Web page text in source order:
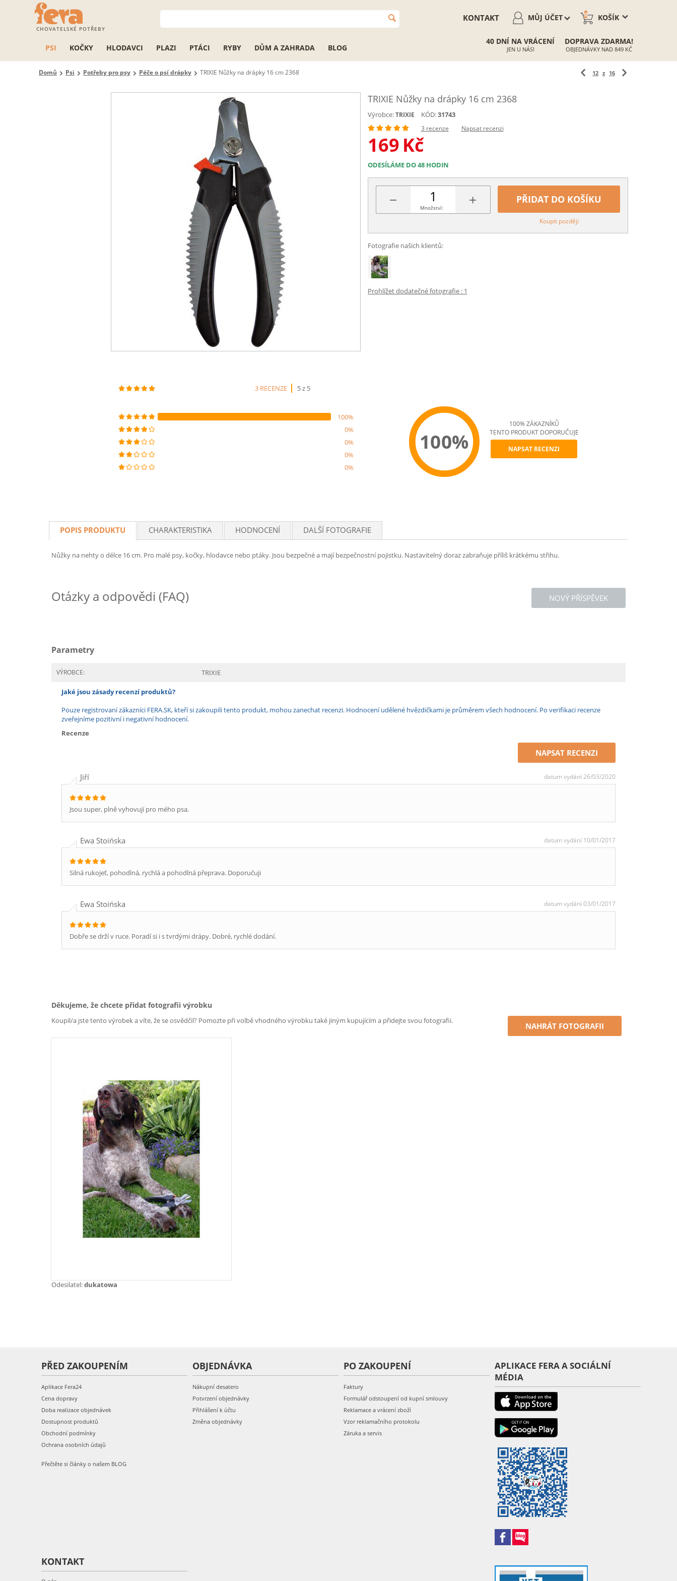
CHOVATELSKÉ POTŘEBY
KOŠÍK
0
MŮJ ÚČET
KONTAKT
PSI KOČKY HLODAVCI PLAZI PTÁCI RYBY DŮM A ZAHRADA BLOG
40 DNÍ NA VRÁCENÍ
JEN U NÁS!
DOPRAVA ZDARMA!
OBJEDNÁVKY NAD 849 KČ
Domů Psi Potřeby pro psy Péče o psí drápky TRIXIE Nůžky na drápky 16 cm 2368 12 z 16
TRIXIE Nůžky na drápky 16 cm 2368
Výrobce: TRIXIE KÓD:31743
3 recenze Napsat recenzi
169 Kč
ODESÍLÁME DO 48 HODIN
− +
Množství:
PŘIDAT DO KOŠÍKU
Koupit později
Fotografie našich klientů:
Prohlížet dodatečné fotografie : 1
3 RECENZE 5 z 5
100%
0%
0%
0%
0%
100%
100% ZÁKAZNÍKŮ
TENTO PRODUKT DOPORUČUJE
NAPSAT RECENZI
POPIS PRODUKTU CHARAKTERISTIKA HODNOCENÍ DALŠÍ FOTOGRAFIE
Nůžky na nehty o délce 16 cm. Pro malé psy, kočky, hlodavce nebo ptáky. Jsou bezpečné a mají bezpečnostní pojistku. Nastavitelný doraz zabraňuje příliš krátkému střihu.
NOVÝ PŘÍSPĚVEK
Otázky a odpovědi (FAQ)
Parametry
VÝROBCE: TRIXIE
Jaké jsou zásady recenzí produktů?
Pouze registrovaní zákazníci FERA.SK, kteří si zakoupili tento produkt, mohou zanechat recenzi. Hodnocení udělené hvězdičkami je průměrem všech hodnocení. Po verifikaci recenze
zveřejníme pozitivní i negativní hodnocení.
Recenze
NAPSAT RECENZI
Jiří datum vydání 26/03/2020
Jsou super, plně vyhovují pro mého psa.
Ewa Stoińska datum vydání 10/01/2017
Silná rukojeť, pohodlná, rychlá a pohodlná přeprava. Doporučuji
Ewa Stoińska datum vydání 03/01/2017
Dobře se drží v ruce. Poradí si i s tvrdými drápy. Dobré, rychlé dodání.
Děkujeme, že chcete přidat fotografii výrobku
Koupil/a jste tento výrobek a víte, že se osvědčil? Pomozte při volbě vhodného výrobku také jiným kupujícím a přidejte svou fotografii.
NAHRÁT FOTOGRAFII
Odesilatel:dukatowa
PŘED ZAKOUPENÍM
Aplikace Fera24
Cena dopravy
Doba realizace objednávek
Dostupnost produktů
Obchodní podmínky
Ochrana osobních údajů
Přečtěte si články o našem BLOG
OBJEDNÁVKA
Nákupní desatero
Potvrzení objednávky
Přihlášení k účtu
Změna objednávky
PO ZAKOUPENÍ
Faktury
Formulář odstoupení od kupní smlouvy
Reklamace a vrácení zboží
Vzor reklamačního protokolu
Záruka a servis
APLIKACE FERA A SOCIÁLNÍ
MÉDIA
KONTAKT